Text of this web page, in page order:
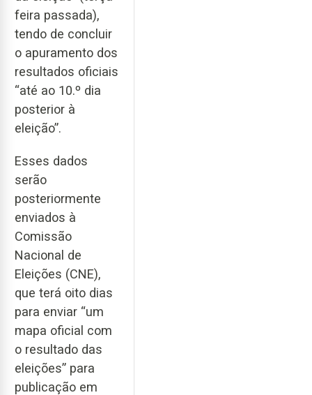
feira passada),
tendo de concluir
o apuramento dos
resultados oficiais
“até ao 10.º dia
posterior à
eleição”.
Esses dados
serão
posteriormente
enviados à
Comissão
Nacional de
Eleições (CNE),
que terá oito dias
para enviar “um
mapa oficial com
o resultado das
eleições” para
publicação em